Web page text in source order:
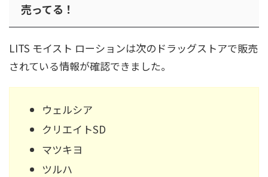
売ってる！
LITS モイスト ローションは次のドラッグストアで販売
されている情報が確認できました。
ウェルシア
クリエイトSD
マツキヨ
ツルハ